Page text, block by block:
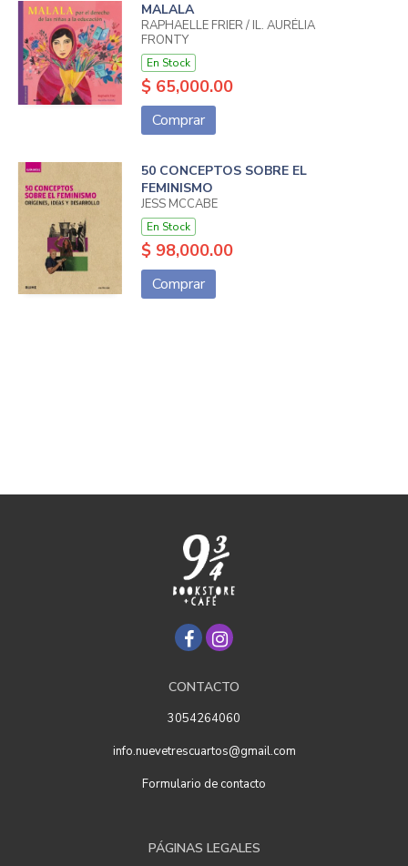
MALALA
RAPHAËLLE FRIER / IL. AURÉLIA
FRONTY
En Stock
$ 65,000.00
Comprar
50 CONCEPTOS SOBRE EL
FEMINISMO
JESS MCCABE
En Stock
$ 98,000.00
Comprar
CONTACTO
3054264060
info.nuevetrescuartos@gmail.com
Formulario de contacto
PÁGINAS LEGALES